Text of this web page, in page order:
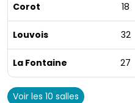
Corot 18
Louvois 32
La Fontaine 27
Voir les 10 salles